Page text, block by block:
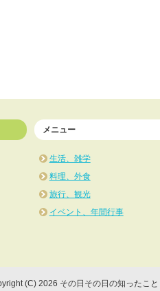
メニュー
生活、雑学
料理、外食
旅行、観光
イベント、年間行事
(C) 2026 その日その日の知ったこと